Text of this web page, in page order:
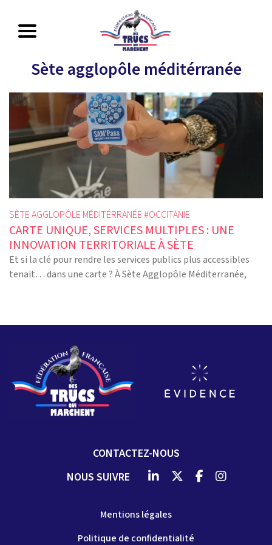
Sète agglopôle méditérranée
SÈTE AGGLOPÔLE MÉDITÉRRANÉE #OCCITANIE
CARTE UNIQUE, SERVICES MULTIPLES : UNE
INNOVATION TERRITORIALE À SÈTE
Et si la clé pour rendre les services publics plus accessibles
tenait… dans une carte ? À Sète Agglopôle Méditerranée,
Mentions légales
Politique de confidentialité
CONTACTEZ-NOUS
NOUS SUIVRE